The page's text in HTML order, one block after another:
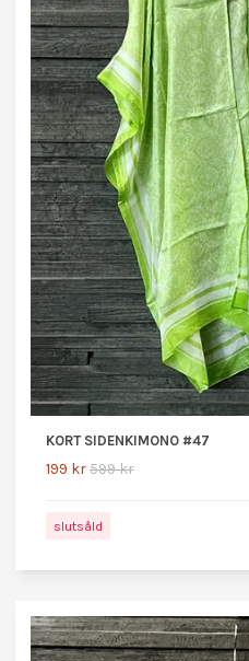
KORT SIDENKIMONO #47
199 kr599 kr
slutsåld